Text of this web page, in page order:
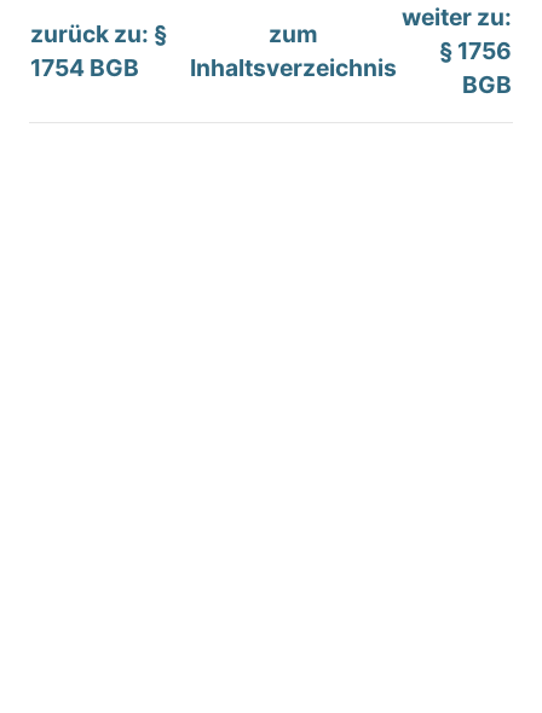
zurück zu: §
1754 BGB
zum
Inhaltsverzeichnis
weiter zu:
§ 1756
BGB